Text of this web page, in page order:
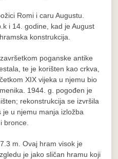
Romi i caru Augustu.
i 14. godine, kad je August
konstrukcija.
poganske antike
te je korišten kao crkva,
XIX vijeka u njemu bio
1944. g. pogođen je
rekonstrukcija se izvršila
u njemu manja izložba
bronce.
m. Ovaj hram visok je
je jako sličan hramu koji